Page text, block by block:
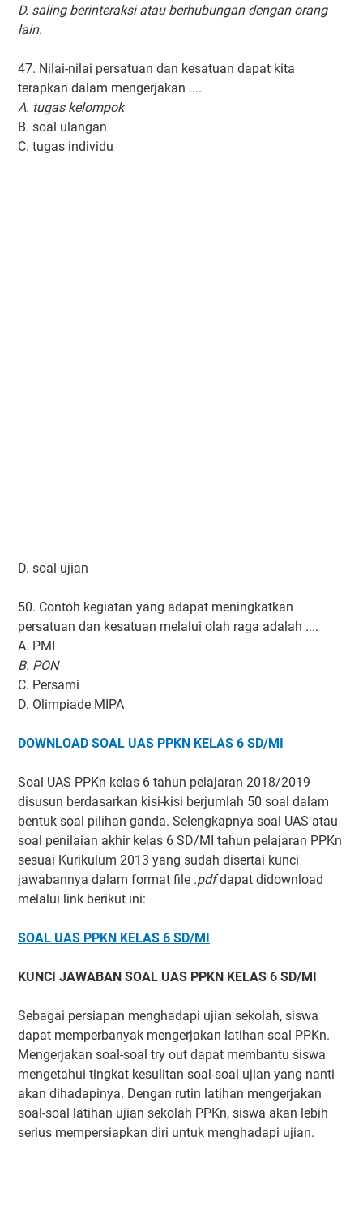
D. saling berinteraksi atau berhubungan dengan orang
lain.
47. Nilai-nilai persatuan dan kesatuan dapat kita
terapkan dalam mengerjakan ....
A. tugas kelompok
B. soal ulangan
C. tugas individu
D. soal ujian
50. Contoh kegiatan yang adapat meningkatkan
persatuan dan kesatuan melalui olah raga adalah ....
A. PMI
B. PON
C. Persami
D. Olimpiade MIPA
DOWNLOAD SOAL UAS PPKN KELAS 6 SD/MI
Soal UAS PPKn kelas 6 tahun pelajaran 2018/2019
disusun berdasarkan kisi-kisi berjumlah 50 soal dalam
bentuk soal pilihan ganda. Selengkapnya soal UAS atau
soal penilaian akhir kelas 6 SD/MI tahun pelajaran PPKn
sesuai Kurikulum 2013 yang sudah disertai kunci
jawabannya dalam format file .pdfdapat didownload
melalui link berikut ini:
SOAL UAS PPKN KELAS 6 SD/MI
KUNCI JAWABAN SOAL UAS PPKN KELAS 6 SD/MI
Sebagai persiapan menghadapi ujian sekolah, siswa
dapat memperbanyak mengerjakan latihan soal PPKn.
Mengerjakan soal-soal try out dapat membantu siswa
mengetahui tingkat kesulitan soal-soal ujian yang nanti
akan dihadapinya. Dengan rutin latihan mengerjakan
soal-soal latihan ujian sekolah PPKn, siswa akan lebih
serius mempersiapkan diri untuk menghadapi ujian.